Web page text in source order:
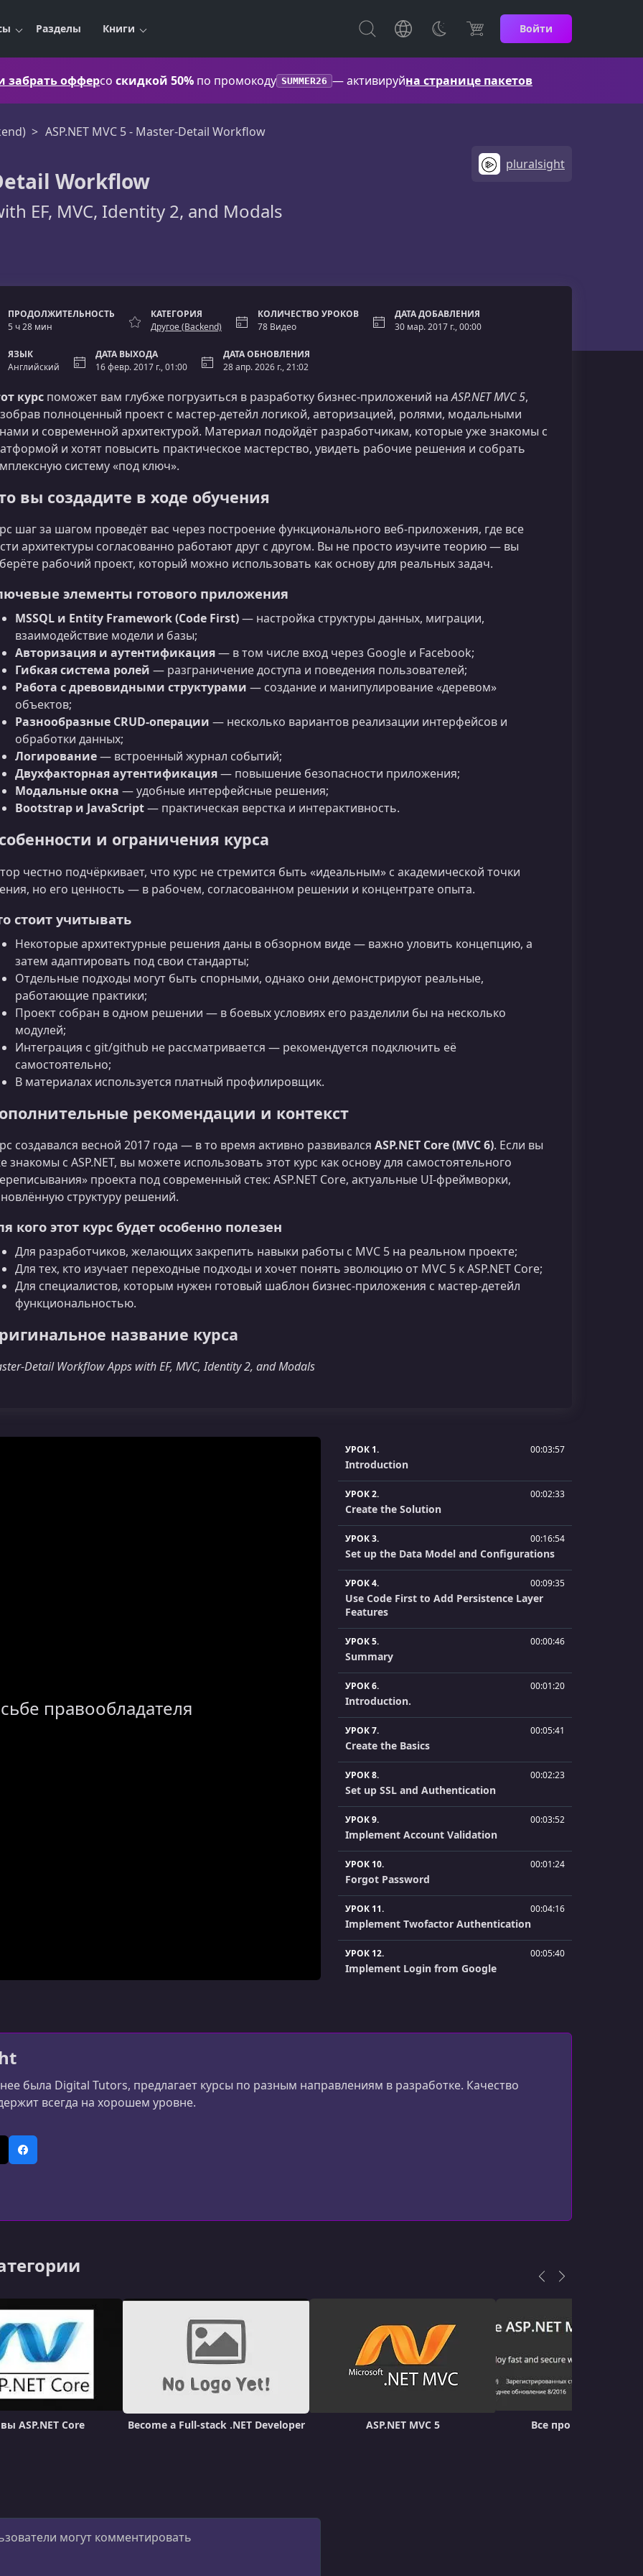
Разделы Книги Войти
забрать офферсо скидкой 50% по промокоду SUMMER26 — активируйна странице пакетов
ASP.NET MVC 5 - Master-Detail Workflow
Workflow
EF, MVC, Identity 2, and Modals
pluralsight
ПРОДОЛЖИТЕЛЬНОСТЬ
5 ч 28 мин
КАТЕГОРИЯ
Другое (Backend)
КОЛИЧЕСТВО УРОКОВ
78 Видео
ДАТА ДОБАВЛЕНИЯ
30 мар. 2017 г., 00:00
ЯЗЫК
Английский
ДАТА ВЫХОДА
16 февр. 2017 г., 01:00
ДАТА ОБНОВЛЕНИЯ
28 апр. 2026 г., 21:02
курс поможет вам глубже погрузиться в разработку бизнес‑приложений наASP.NET MVC 5,
полноценный проект с мастер‑детейл логикой, авторизацией, ролями, модальными
и современной архитектурой. Материал подойдёт разработчикам, которые уже знакомы с
и хотят повысить практическое мастерство, увидеть рабочие решения и собрать
систему «под ключ».
вы создадите в ходе обучения
шаг за шагом проведёт вас через построение функционального веб‑приложения, где все
архитектуры согласованно работают друг с другом. Вы не просто изучите теорию — вы
рабочий проект, который можно использовать как основу для реальных задач.
элементы готового приложения
MSSQL и Entity Framework (Code First)— настройка структуры данных, миграции,
взаимодействие модели и базы;
Авторизация и аутентификация— в том числе вход через Google и Facebook;
Гибкая система ролей — разграничение доступа и поведения пользователей;
Работа с древовидными структурами — создание и манипулирование «деревом»
объектов;
Разнообразные CRUD‑операции — несколько вариантов реализации интерфейсов и
обработки данных;
Логирование— встроенный журнал событий;
Двухфакторная аутентификация— повышение безопасности приложения;
Модальные окна — удобные интерфейсные решения;
Bootstrap и JavaScript— практическая верстка и интерактивность.
и ограничения курса
честно подчёркивает, что курс не стремится быть «идеальным» с академической точки
но его ценность — в рабочем, согласованном решении и концентрате опыта.
стоит учитывать
Некоторые архитектурные решения даны в обзорном виде — важно уловить концепцию, а
затем адаптировать под свои стандарты;
Отдельные подходы могут быть спорными, однако они демонстрируют реальные,
работающие практики;
Проект собран в одном решении — в боевых условиях его разделили бы на несколько
модулей;
Интеграция с git/github не рассматривается — рекомендуется подключить её
самостоятельно;
В материалах используется платный профилировщик.
рекомендации и контекст
создавался весной 2017 года — в то время активно развивался ASP.NET Core (MVC 6). Если вы
знакомы с ASP.NET, вы можете использовать этот курс как основу для самостоятельного
проекта под современный стек: ASP.NET Core, актуальные UI‑фреймворки,
структуру решений.
кого этот курс будет особенно полезен
Для разработчиков, желающих закрепить навыки работы с MVC 5 на реальном проекте;
Для тех, кто изучает переходные подходы и хочет понять эволюцию от MVC 5 к ASP.NET Core;
Для специалистов, которым нужен готовый шаблон бизнес‑приложения с мастер‑детейл
функциональностью.
название курса
Detail Workflow Apps with EF, MVC, Identity 2, and Modals
правообладателя
УРОК 1. 00:03:57
Introduction
УРОК 2. 00:02:33
Create the Solution
УРОК 3. 00:16:54
Set up the Data Model and Configurations
УРОК 4. 00:09:35
Use Code First to Add Persistence Layer
Features
УРОК 5. 00:00:46
Summary
УРОК 6. 00:01:20
Introduction.
УРОК 7. 00:05:41
Create the Basics
УРОК 8. 00:02:23
Set up SSL and Authentication
УРОК 9. 00:03:52
Implement Account Validation
УРОК 10. 00:01:24
Forgot Password
УРОК 11. 00:04:16
Implement Twofactor Authentication
УРОК 12. 00:05:40
Implement Login from Google
УРОК 15.
УРОК 18. 00:04:04
00:03:10
УРОК 20. 00:10:16
Create the ApplicationRoles Admin UI
УРОК 21.
Create the ApplicationUsers Admin UI
Prevent Admin Lockout
была Digital Tutors, предлагает курсы по разным направлениям в разработке. Качество
всегда на хорошем уровне.
Facebook
ASP.NET Core Become a Full-stack .NET Developer ASP.NET MVC 5 Все про ASP.NET MVC